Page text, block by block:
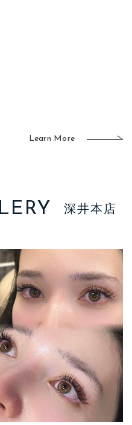
Learn More
深井本店